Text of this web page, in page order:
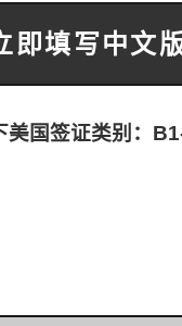
即填写中文
美国签证类别：